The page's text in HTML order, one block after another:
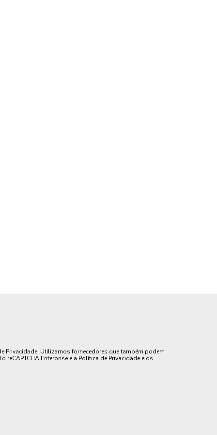
Privacidade. Utilizamos fornecedores que também podem
Enterprise e a Política de Privacidade e os